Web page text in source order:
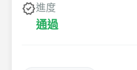
verified進度
通過